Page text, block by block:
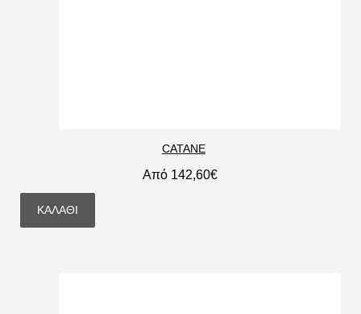
CATANE
Από 142,60€
ΚΑΛΆΘΙ